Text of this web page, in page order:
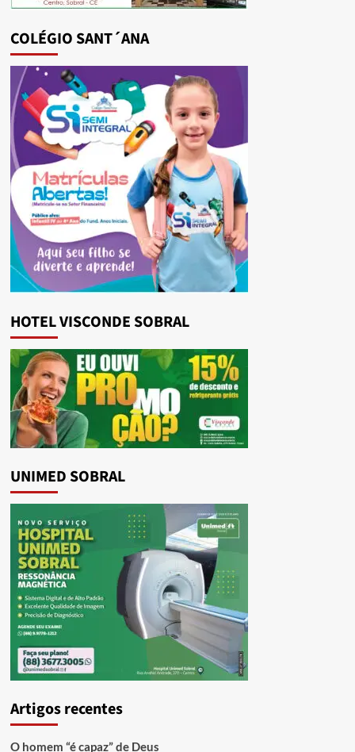
COLÉGIO SANT´ANA
HOTEL VISCONDE SOBRAL
UNIMED SOBRAL
Artigos recentes
O homem “é capaz” de Deus